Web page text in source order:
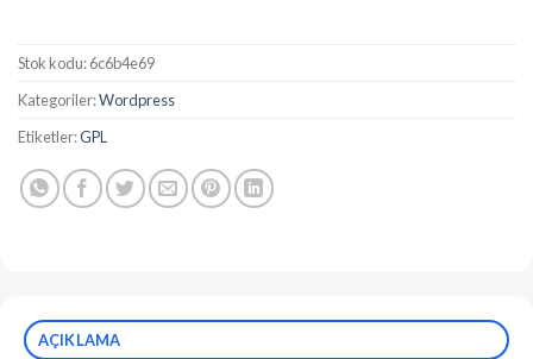
Stok kodu:6c6b4e69
Kategoriler:Wordpress
Etiketler:GPL
AÇIKLAMA